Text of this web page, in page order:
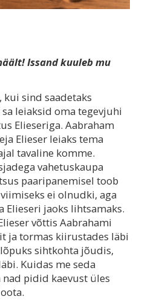
Issand kuuleb mu
kui sind saadetaks
leiaksid oma tegevjuhi
Elieseriga. Aabraham
Elieser leiaks tema
tavaline komme.
vahetuskaupa
paaripanemisel toob
ei olnudki, aga
jaoks lihtsamaks.
võttis Aabrahami
ja tormas kiirustades läbi
sihtkohta jõudis,
Kuidas me seda
nad pidid kaevust üles